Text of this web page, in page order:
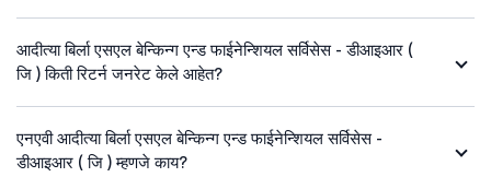
आदीत्या बिर्ला एसएल बेन्किन्ग एन्ड फाईनेन्शियल सर्विसेस - डीआइआर (
जि ) किती रिटर्न जनरेट केले आहेत?
एनएवी आदीत्या बिर्ला एसएल बेन्किन्ग एन्ड फाईनेन्शियल सर्विसेस -
डीआइआर ( जि ) म्हणजे काय?